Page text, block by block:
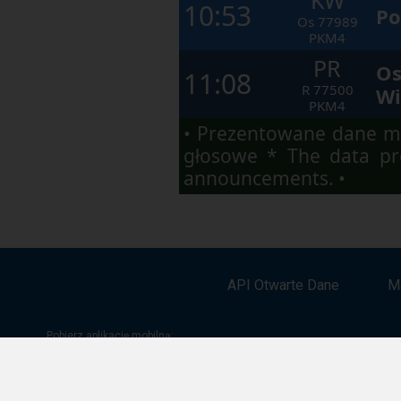
10:53
Os 77989
PKM4
11:08
PR
R 77500
PKM4
• Prezentowane dane
głosowe * The data
announcements. •
API Otwarte Dane
Pobierz aplikację mobilną: